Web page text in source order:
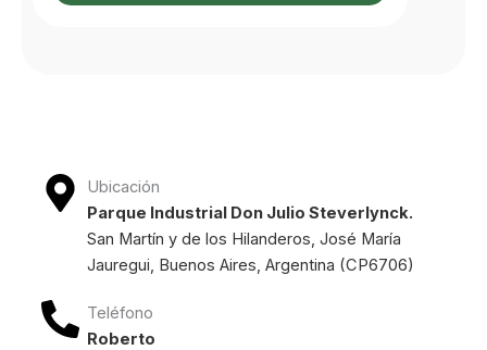
Ubicación
Parque Industrial Don Julio Steverlynck.
San Martín y de los Hilanderos, José María
Jauregui, Buenos Aires, Argentina (CP6706)
Teléfono
Roberto